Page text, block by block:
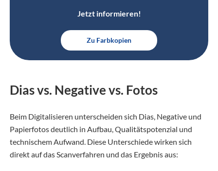
Jetzt informieren!
Zu Farbkopien
Dias vs. Negative vs. Fotos
Beim Digitalisieren unterscheiden sich Dias, Negative und
Papierfotos deutlich in Aufbau, Qualitätspotenzial und
technischem Aufwand. Diese Unterschiede wirken sich
direkt auf das Scanverfahren und das Ergebnis aus: